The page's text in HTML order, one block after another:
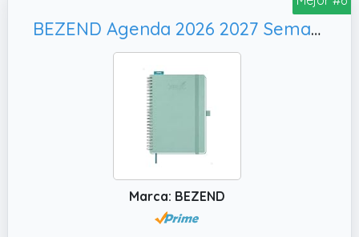
2026/2027: indispensable para estudiantes,
empresarios, profesionales con citas diarias
y muchos más. Excelente como agenda
planificar tu día y semana por hora será
✔️ PAPEL GRUESO DE CALIDAD: a diferencia
de otras agendas con papel fino y endeble,
nuestras páginas extragruesas de primera
mensuales, vista anual de 2026 y 2027,
BEZEND Agenda 2026 2027 Semana Vista Vertical 15, A5 Planificador Semanal con Tapa Blanda Cuero PU - Verde Menta
Marca: BEZEND